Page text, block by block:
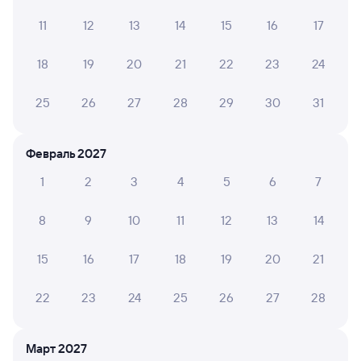
Постельное белье в катышках , серое , пыльное и два
10 Нина Ф.
16 мая 2026 • Поезд 112Н
Галина П.
Поездка прошла хорошо. В вагоне чисто, тепло,
11 12 13 14 15 16 17
18 19 20 21 22 23 24
25 26 27 28 29 30 31
Февраль 2027
1
2 3 4 5 6 7
8 9 10 11 12 13 14
15 16 17 18 19 20 21
22 23 24 25 26 27 28
Март 2027